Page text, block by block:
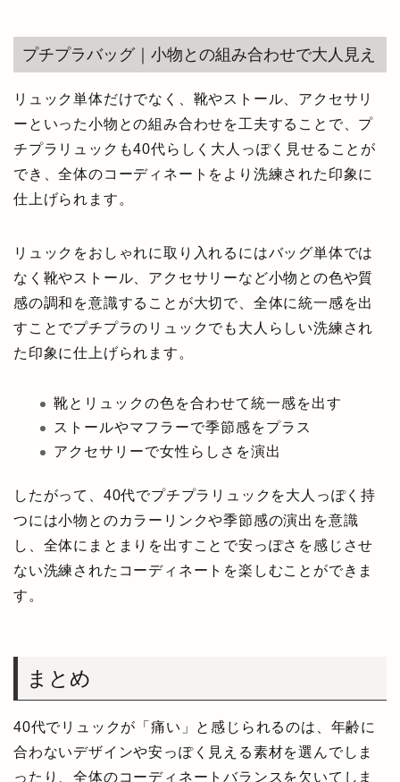
プチプラバッグ｜小物との組み合わせで大人見え
リュック単体だけでなく、靴やストール、アクセサリ
ーといった小物との組み合わせを工夫することで、プ
チプラリュックも40代らしく大人っぽく見せることが
でき、全体のコーディネートをより洗練された印象に
仕上げられます。
リュックをおしゃれに取り入れるにはバッグ単体では
なく靴やストール、アクセサリーなど小物との色や質
感の調和を意識することが大切で、全体に統一感を出
すことでプチプラのリュックでも大人らしい洗練され
た印象に仕上げられます。
靴とリュックの色を合わせて統一感を出す
ストールやマフラーで季節感をプラス
アクセサリーで女性らしさを演出
したがって、40代でプチプラリュックを大人っぽく持
つには小物とのカラーリンクや季節感の演出を意識
し、全体にまとまりを出すことで安っぽさを感じさせ
ない洗練されたコーディネートを楽しむことができま
す。
まとめ
40代でリュックが「痛い」と感じられるのは、年齢に
合わないデザインや安っぽく見える素材を選んでしま
ったり、全体のコーディネートバランスを欠いてしま